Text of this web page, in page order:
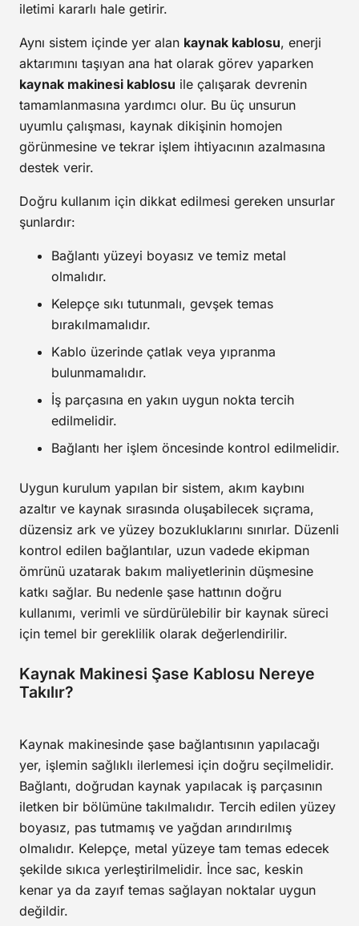
iletimi kararlı hale getirir.
Aynı sistem içinde yer alan kaynak kablosu, enerji
aktarımını taşıyan ana hat olarak görev yaparken
kaynak makinesi kablosu ile çalışarak devrenin
tamamlanmasına yardımcı olur. Bu üç unsurun
uyumlu çalışması, kaynak dikişinin homojen
görünmesine ve tekrar işlem ihtiyacının azalmasına
destek verir.
Doğru kullanım için dikkat edilmesi gereken unsurlar
şunlardır:
Bağlantı yüzeyi boyasız ve temiz metal
olmalıdır.
Kelepçe sıkı tutunmalı, gevşek temas
bırakılmamalıdır.
Kablo üzerinde çatlak veya yıpranma
bulunmamalıdır.
İş parçasına en yakın uygun nokta tercih
edilmelidir.
Bağlantı her işlem öncesinde kontrol edilmelidir.
Uygun kurulum yapılan bir sistem, akım kaybını
azaltır ve kaynak sırasında oluşabilecek sıçrama,
düzensiz ark ve yüzey bozukluklarını sınırlar. Düzenli
kontrol edilen bağlantılar, uzun vadede ekipman
ömrünü uzatarak bakım maliyetlerinin düşmesine
katkı sağlar. Bu nedenle şase hattının doğru
kullanımı, verimli ve sürdürülebilir bir kaynak süreci
için temel bir gereklilik olarak değerlendirilir.
Kaynak Makinesi Şase Kablosu Nereye
Takılır?
Kaynak makinesinde şase bağlantısının yapılacağı
yer, işlemin sağlıklı ilerlemesi için doğru seçilmelidir.
Bağlantı, doğrudan kaynak yapılacak iş parçasının
iletken bir bölümüne takılmalıdır. Tercih edilen yüzey
boyasız, pas tutmamış ve yağdan arındırılmış
olmalıdır. Kelepçe, metal yüzeye tam temas edecek
şekilde sıkıca yerleştirilmelidir. İnce sac, keskin
kenar ya da zayıf temas sağlayan noktalar uygun
değildir.